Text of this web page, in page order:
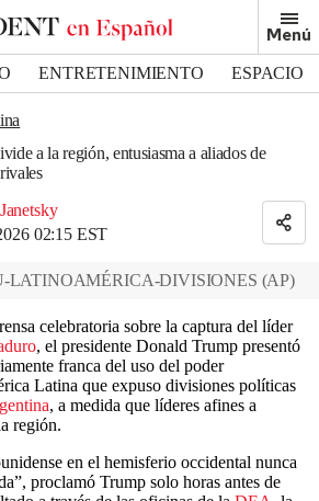
Menú
ENTRETENIMIENTO
ESPACIO
a la región, entusiasma a aliados de
02:15 EST
LATINOAMÉRICA-DIVISIONES (AP)
celebratoria sobre la captura del líder
, el presidente Donald Trump presentó
franca del uso del poder
Latina que expuso divisiones políticas
, a medida que líderes afines a
región.
en el hemisferio occidental nunca
proclamó Trump solo horas antes de